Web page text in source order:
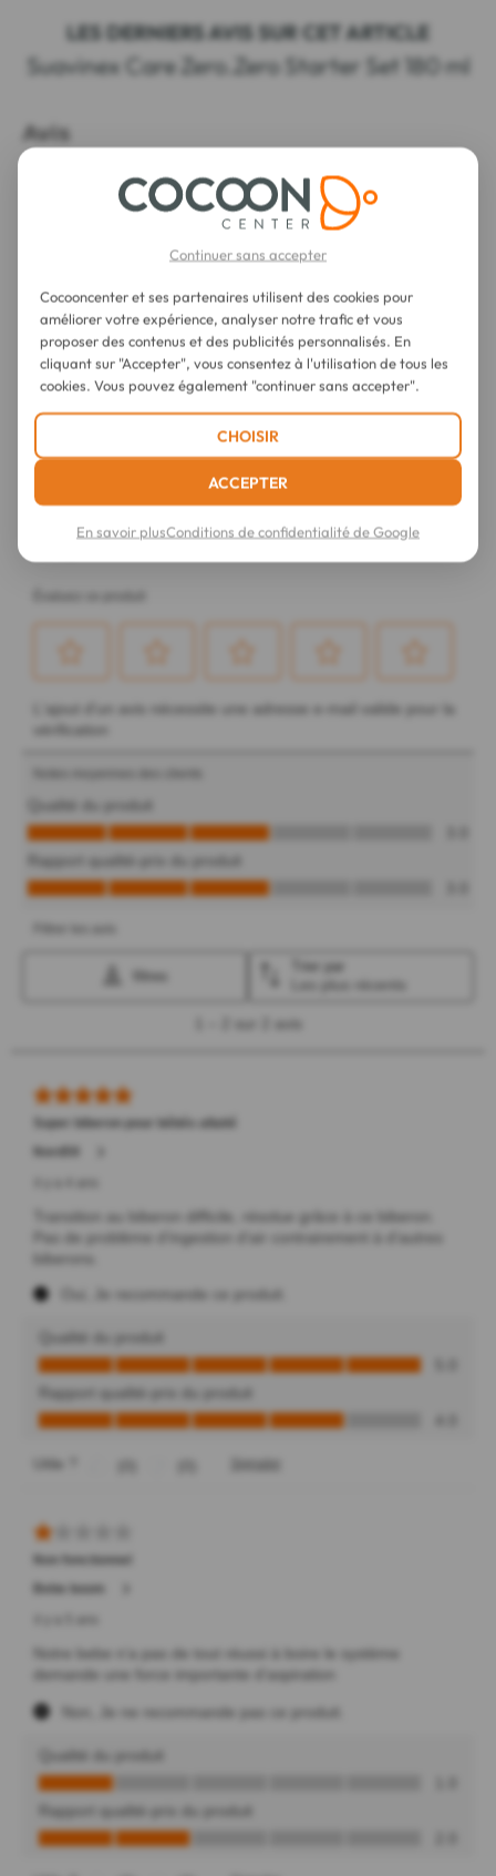
LES DERNIERS AVIS SUR CET ARTICLE
Suavinex Care Zero.Zero Starter Set 180 ml
Continuer sans accepter
Cocooncenter et ses partenaires utilisent des cookies pour
améliorer votre expérience, analyser notre trafic et vous
proposer des contenus et des publicités personnalisés. En
cliquant sur "Accepter", vous consentez à l'utilisation de tous les
cookies. Vous pouvez également "continuer sans accepter".
CHOISIR
ACCEPTER
En savoir plusConditions de confidentialité de Google